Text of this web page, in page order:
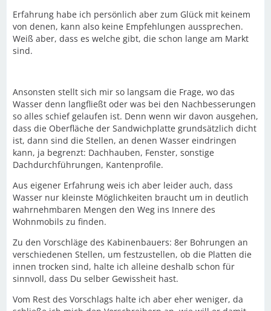
Erfahrung habe ich persönlich aber zum Glück mit keinem
von denen, kann also keine Empfehlungen aussprechen.
Weiß aber, dass es welche gibt, die schon lange am Markt
sind.
Ansonsten stellt sich mir so langsam die Frage, wo das
Wasser denn langfließt oder was bei den Nachbesserungen
so alles schief gelaufen ist. Denn wenn wir davon ausgehen,
dass die Oberfläche der Sandwichplatte grundsätzlich dicht
ist, dann sind die Stellen, an denen Wasser eindringen
kann, ja begrenzt: Dachhauben, Fenster, sonstige
Dachdurchführungen, Kantenprofile.
Aus eigener Erfahrung weis ich aber leider auch, dass
Wasser nur kleinste Möglichkeiten braucht um in deutlich
wahrnehmbaren Mengen den Weg ins Innere des
Wohnmobils zu finden.
Zu den Vorschläge des Kabinenbauers: 8er Bohrungen an
verschiedenen Stellen, um festzustellen, ob die Platten die
innen trocken sind, halte ich alleine deshalb schon für
sinnvoll, dass Du selber Gewissheit hast.
Vom Rest des Vorschlags halte ich aber eher weniger, da